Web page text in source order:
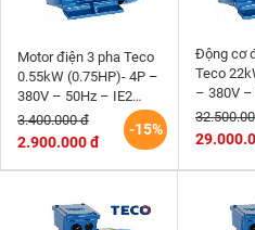
Motor điện 3 pha Teco
0.55kW (0.75HP)- 4P –
380V – 50Hz – IE2
-80M – B3 Đài Loan
-15%
3.400.000 đ
2.900.000 đ
Động cơ
Teco
– 380V
-180L-